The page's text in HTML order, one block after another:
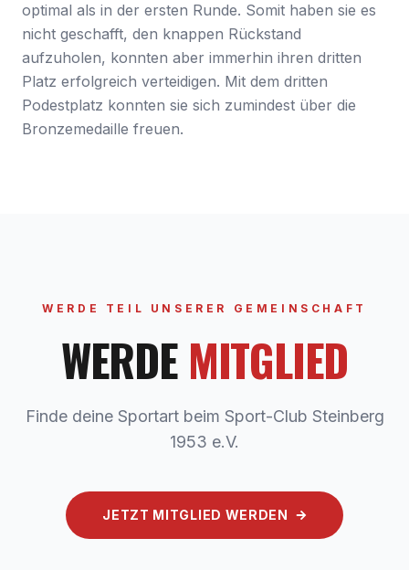
optimal als in der ersten Runde. Somit haben sie es
nicht geschafft, den knappen Rückstand
aufzuholen, konnten aber immerhin ihren dritten
Platz erfolgreich verteidigen. Mit dem dritten
Podestplatz konnten sie sich zumindest über die
Bronzemedaille freuen.
WERDE TEIL UNSERER GEMEINSCHAFT
WERDEMITGLIED
Finde deine Sportart beim Sport-Club Steinberg
1953 e.V.
JETZT MITGLIED WERDEN